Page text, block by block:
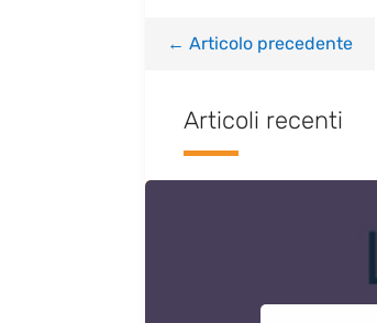
← Articolo precedente
Articoli recenti